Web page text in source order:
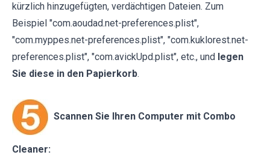
kürzlich hinzugefügten, verdächtigen Dateien. Zum
Beispiel "com.aoudad.net-preferences.plist",
"com.myppes.net-preferences.plist", "com.kuklorest.net-
preferences.plist", "com.avickUpd.plist", etc., und legen
Sie diese in den Papierkorb.
Scannen Sie Ihren Computer mit Combo
Cleaner: